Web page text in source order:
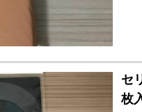
セ
枚